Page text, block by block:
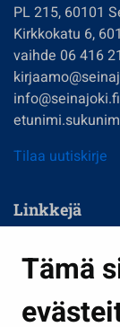
Tämä
PL 215, 60101
Kirkkokatu 6,
vaihde 06 416
info@seinajoki.fi
Tilaa uutiskirje
Linkkejä
Kasvatus ja
Kulttuuri ja